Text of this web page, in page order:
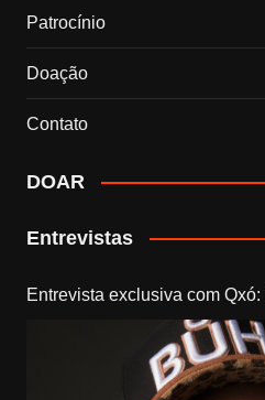
Patrocínio
Doação
Contato
DOAR
Entrevistas
Entrevista exclusiva com